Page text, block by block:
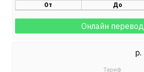
От До
Онлайн перевод
р.